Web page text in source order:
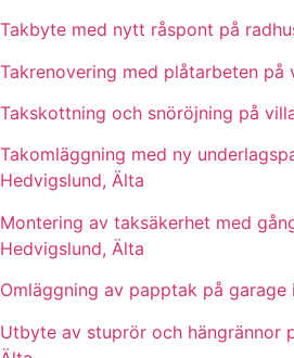
Takbyte med nytt råspont på
Takrenovering med plåtarbeten på
Takskottning och snöröjning på
Takomläggning med ny
Hedvigslund, Älta
Montering av taksäkerhet med
Hedvigslund, Älta
Omläggning av papptak på garage
Utbyte av stuprör och hängrännor